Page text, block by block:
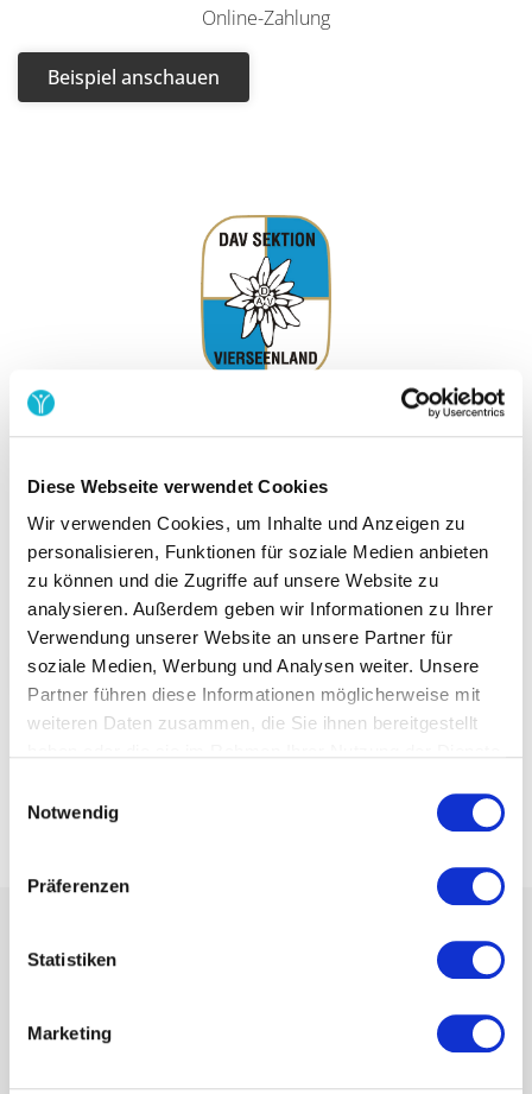
Diese Webseite verwendet Cookies
Wir verwenden Cookies, um Inhalte und Anzeigen zu
personalisieren, Funktionen für soziale Medien anbieten
zu können und die Zugriffe auf unsere Website zu
analysieren. Außerdem geben wir Informationen zu Ihrer
Verwendung unserer Website an unsere Partner für
soziale Medien, Werbung und Analysen weiter. Unsere
Partner führen diese Informationen möglicherweise mit
weiteren Daten zusammen, die Sie ihnen bereitgestellt
Notwendig
Präferenzen
Statistiken
Marketing
Online-Zahlung
Beispiel anschauen
DAV Sektion Vierseenland
Alpine Disziplinen, Touren und Kurse
SEPA-Lastschrift
Beispiel anschauen
Navigation
Kundenbeispiele